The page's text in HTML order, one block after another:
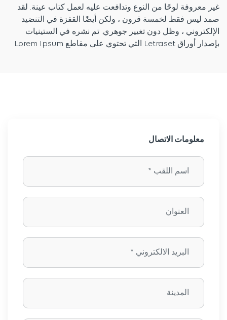
غير معروفة لوحًا من النوع وتدافعت عليه لعمل كتاب عينة. لقد
صمد ليس فقط لخمسة قرون ، ولكن أيضًا القفزة في التنضيد
الإلكتروني ، وظل دون تغيير جوهري. تم نشره في الستينيات
بإصدار أوراق Letraset التي تحتوي على مقاطع Lorem Ipsum
معلومات الاتصال